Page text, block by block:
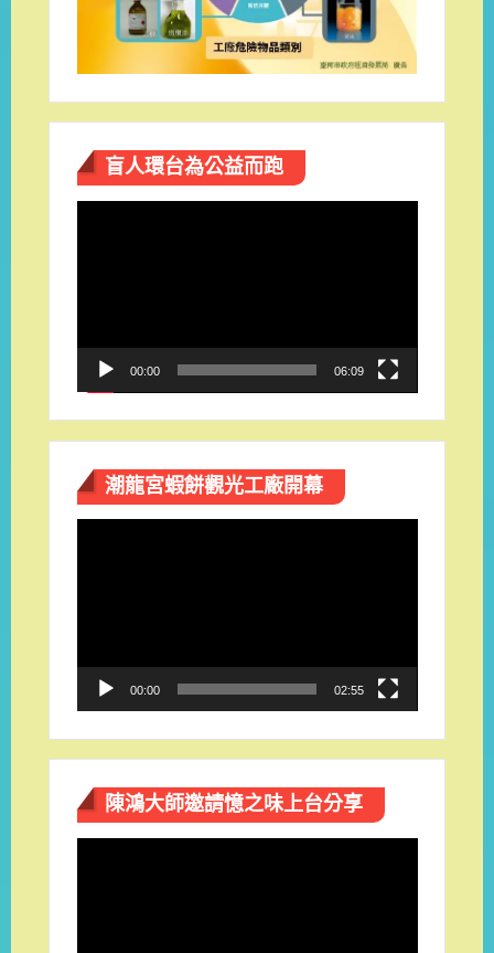
盲人環台​為公益而跑
00:00 06:09
潮龍宮蝦餅觀光工廠開幕
00:00 02:55
陳鴻大師邀請憶之味上台分享